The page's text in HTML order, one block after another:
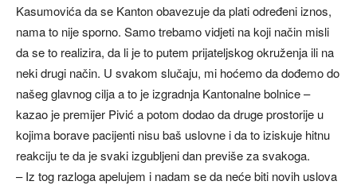
Kasumovića da se Kanton obavezuje da plati određeni iznos,
nama to nije sporno. Samo trebamo vidjeti na koji način misli
da se to realizira, da li je to putem prijateljskog okruženja ili na
neki drugi način. U svakom slučaju, mi hoćemo da dođemo do
našeg glavnog cilja a to je izgradnja Kantonalne bolnice –
kazao je premijer Pivić a potom dodao da druge prostorije u
kojima borave pacijenti nisu baš uslovne i da to iziskuje hitnu
reakciju te da je svaki izgubljeni dan previše za svakoga.
– Iz tog razloga apelujem i nadam se da neće biti novih uslova